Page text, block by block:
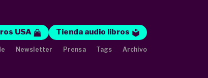
USA
Tienda audio libros
Newsletter Prensa Tags Archivo